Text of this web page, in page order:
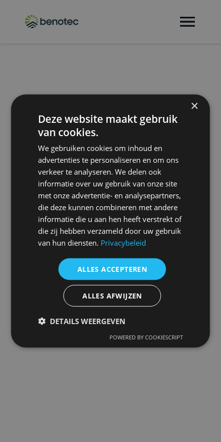
×
Deze website maakt gebruik
van cookies.
We gebruiken cookies om inhoud en
advertenties te personaliseren en om ons
verkeer te analyseren. We delen ook
informatie over uw gebruik van onze site
met onze advertentie- en analysepartners,
die deze kunnen combineren met andere
informatie die u aan hen heeft verstrekt of
die zij hebben verzameld door uw gebruik
van hun diensten. Privacybeleid
ALLES ACCEPTEREN
ALLES AFWIJZEN
DETAILS WEERGEVEN
POWERED BY COOKIESCRIPT